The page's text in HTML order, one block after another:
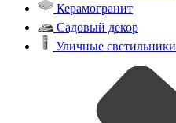
Керамогранит
Садовый декор
Уличные светильники